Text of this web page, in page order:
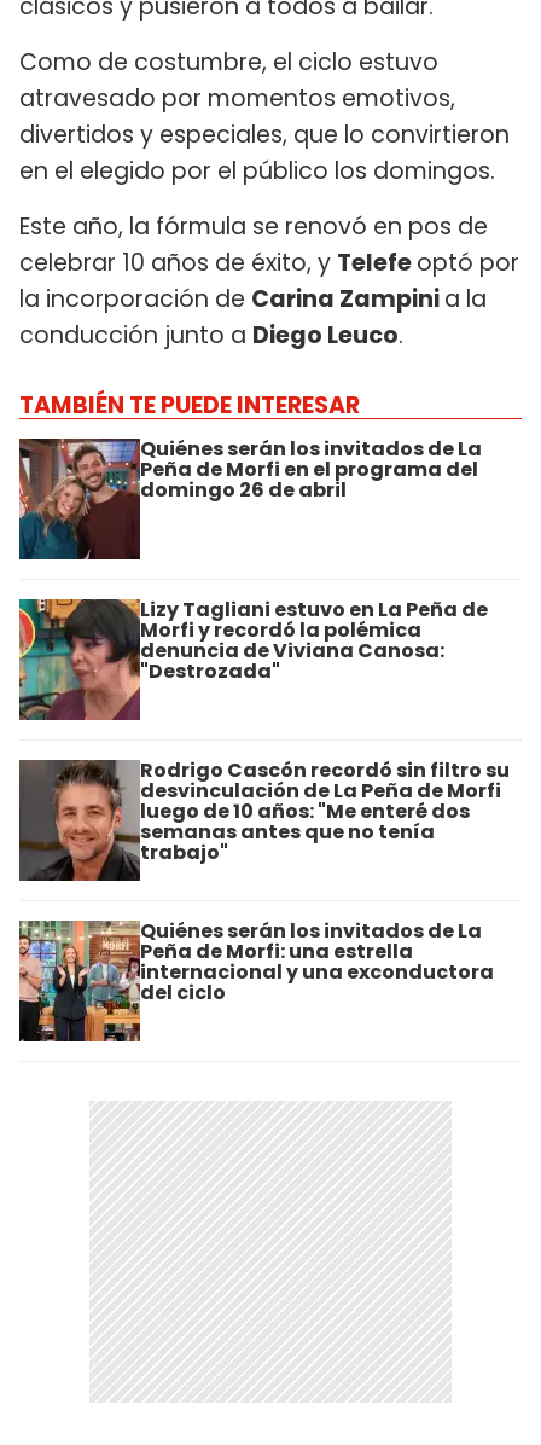
clásicos y pusieron a todos a bailar.
Como de costumbre, el ciclo estuvo
atravesado por momentos emotivos,
divertidos y especiales, que lo convirtieron
en el elegido por el público los domingos.
Este año, la fórmula se renovó en pos de
celebrar 10 años de éxito, y Telefeoptó por
la incorporación de Carina Zampinia la
conducción junto a Diego Leuco.
TAMBIÉN TE PUEDE INTERESAR
Quiénes serán los invitados de La
Peña de Morfi en el programa del
domingo 26 de abril
Lizy Tagliani estuvo en La Peña de
Morfi y recordó la polémica
denuncia de Viviana Canosa:
"Destrozada"
Rodrigo Cascón recordó sin filtro su
desvinculación de La Peña de Morfi
luego de 10 años: "Me enteré dos
semanas antes que no tenía
trabajo"
Quiénes serán los invitados de La
Peña de Morfi: una estrella
internacional y una exconductora
del ciclo